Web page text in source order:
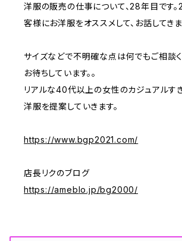
洋服の販売の仕事について、28年目です
客様にお洋服をオススメして、お話してきま
サイズなどで不明確な点は何でもご相談く
お待ちしています。。
リアルな40代以上の女性のカジュアルす
洋服を提案していきます。
https://www.bgp2021.com/
店長リクのブログ
https://ameblo.jp/bg2000/